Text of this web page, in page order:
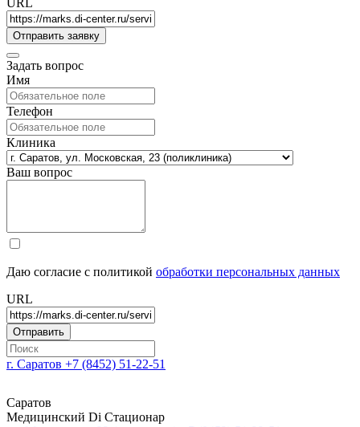
URL
Задать вопрос
Имя
Телефон
Клиника
Ваш вопрос
Даю согласие с политикой обработки персональных данных
URL
г. Саратов +7 (8452) 51-22-51
Саратов
Медицинский Di Стационар